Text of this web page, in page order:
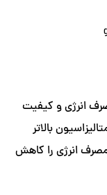
انرژی و کیفیت
بالاتر
مصرف انرژی را کاهش